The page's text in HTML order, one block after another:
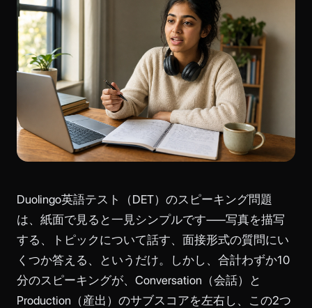
Duolingo英語テスト（DET）のスピーキング問題
は、紙面で見ると一見シンプルです——写真を描写
する、トピックについて話す、面接形式の質問にい
くつか答える、というだけ。しかし、合計わずか10
分のスピーキングが、Conversation（会話）と
Production（産出）のサブスコアを左右し、この2つ